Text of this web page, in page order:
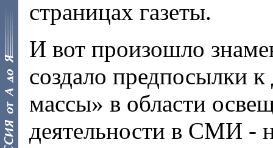
страницах газеты.
И вот произошло
создало предпосылки
массы» в области
деятельности в СМИ -